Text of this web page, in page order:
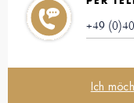
+49
Ich